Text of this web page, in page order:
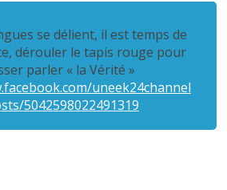
se délient, il est temps de
dérouler le tapis rouge pour
parler « la Vérité »
uneek24channel
5042598022491319